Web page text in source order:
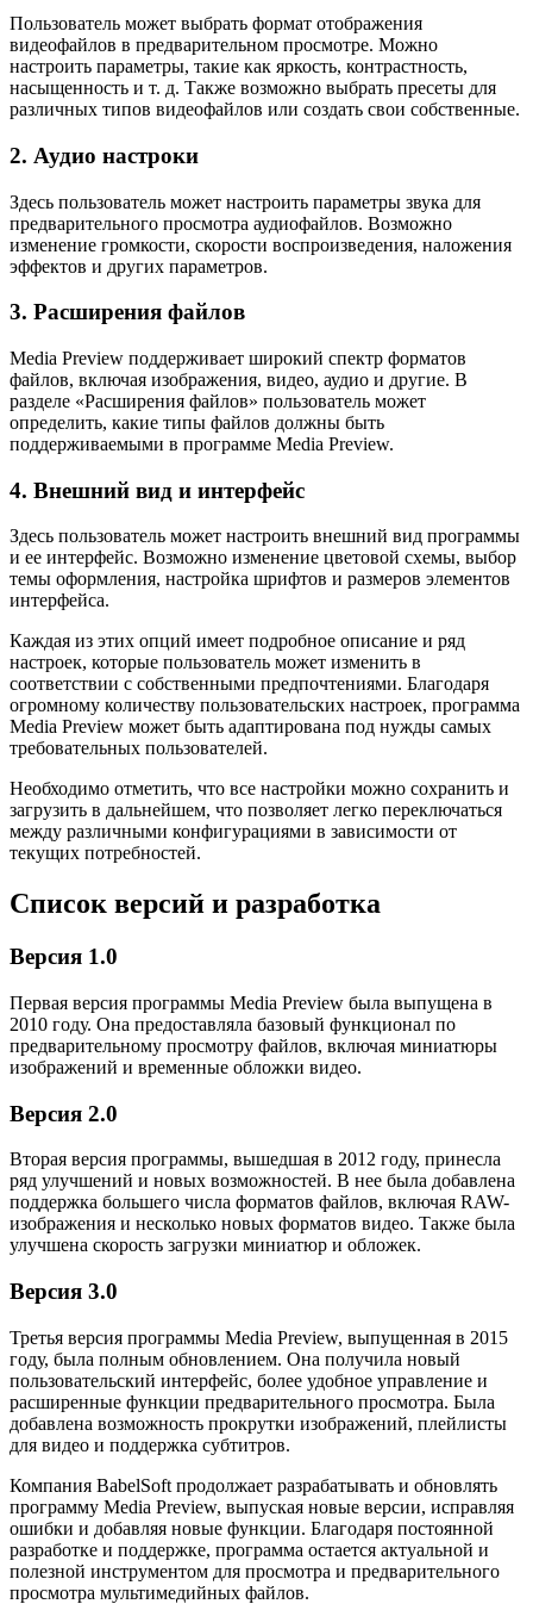
Пользователь может выбрать формат отображения
видеофайлов в предварительном просмотре. Можно
настроить параметры, такие как яркость, контрастность,
насыщенность и т. д. Также возможно выбрать пресеты для
различных типов видеофайлов или создать свои собственные.
2. Аудио настроки
Здесь пользователь может настроить параметры звука для
предварительного просмотра аудиофайлов. Возможно
изменение громкости, скорости воспроизведения, наложения
эффектов и других параметров.
3. Расширения файлов
Media Preview поддерживает широкий спектр форматов
файлов, включая изображения, видео, аудио и другие. В
разделе «Расширения файлов» пользователь может
определить, какие типы файлов должны быть
поддерживаемыми в программе Media Preview.
4. Внешний вид и интерфейс
Здесь пользователь может настроить внешний вид программы
и ее интерфейс. Возможно изменение цветовой схемы, выбор
темы оформления, настройка шрифтов и размеров элементов
интерфейса.
Каждая из этих опций имеет подробное описание и ряд
настроек, которые пользователь может изменить в
соответствии с собственными предпочтениями. Благодаря
огромному количеству пользовательских настроек, программа
Media Preview может быть адаптирована под нужды самых
требовательных пользователей.
Необходимо отметить, что все настройки можно сохранить и
загрузить в дальнейшем, что позволяет легко переключаться
между различными конфигурациями в зависимости от
текущих потребностей.
Список версий и разработка
Версия 1.0
Первая версия программы Media Preview была выпущена в
2010 году. Она предоставляла базовый функционал по
предварительному просмотру файлов, включая миниатюры
изображений и временные обложки видео.
Версия 2.0
Вторая версия программы, вышедшая в 2012 году, принесла
ряд улучшений и новых возможностей. В нее была добавлена
поддержка большего числа форматов файлов, включая RAW-
изображения и несколько новых форматов видео. Также была
улучшена скорость загрузки миниатюр и обложек.
Версия 3.0
Третья версия программы Media Preview, выпущенная в 2015
году, была полным обновлением. Она получила новый
пользовательский интерфейс, более удобное управление и
расширенные функции предварительного просмотра. Была
добавлена возможность прокрутки изображений, плейлисты
для видео и поддержка субтитров.
Компания BabelSoft продолжает разрабатывать и обновлять
программу Media Preview, выпуская новые версии, исправляя
ошибки и добавляя новые функции. Благодаря постоянной
разработке и поддержке, программа остается актуальной и
полезной инструментом для просмотра и предварительного
просмотра мультимедийных файлов.